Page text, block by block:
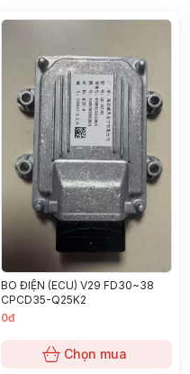
BO ĐIỆN (ECU) V29 FD30~38
CPCD35-Q25K2
0đ
Chọn mua